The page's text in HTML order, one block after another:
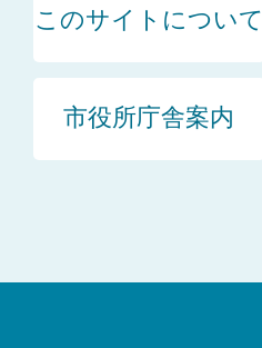
このサイトについて
市役所庁舎案内